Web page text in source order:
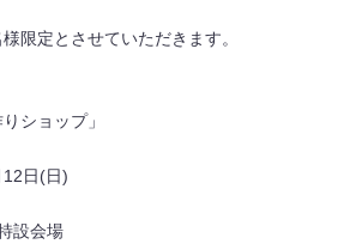
定とさせていただきます。
ショップ」
日(日)
会場